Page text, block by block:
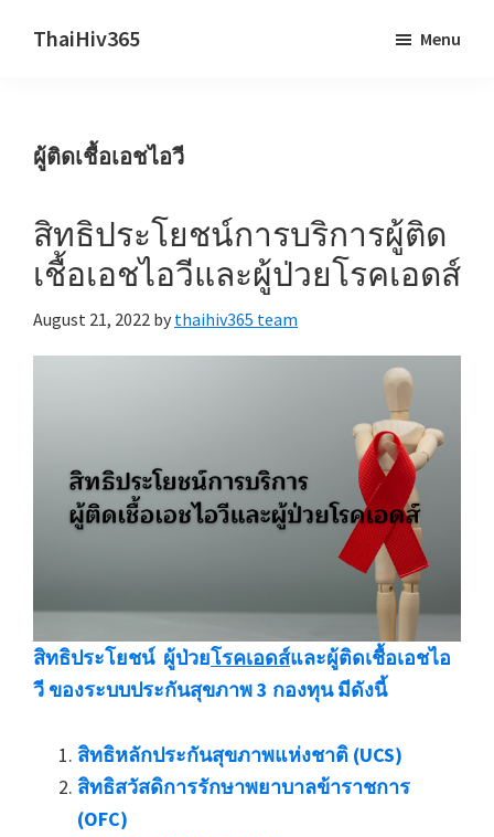
ThaiHiv365
behind.
Menu
ผู้ติดเชื้อเอชไอวี
สิทธิประโยชน์การบริการผู้ติด
เชื้อเอชไอวีและผู้ป่วยโรคเอดส์
August 21, 2022 by thaihiv365 team
สิทธิประโยชน์ ผู้ป่วยโรคเอดส์และผู้ติดเชื้อเอชไอ
วี ของระบบประกันสุขภาพ 3 กองทุน มีดังนี้
สิทธิหลักประกันสุขภาพแห่งชาติ (UCS)
สิทธิสวัสดิการรักษาพยาบาลข้าราชการ
(OFC)